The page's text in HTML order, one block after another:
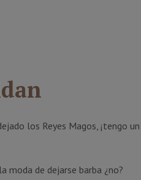
los Reyes Magos, ¡tengo
moda de dejarse barba ¿no?